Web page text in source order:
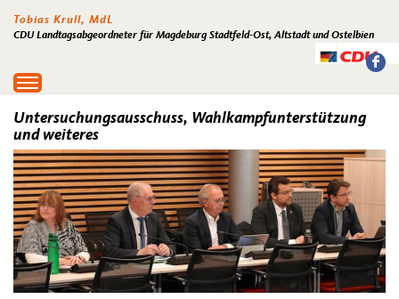
Tobias Krull, MdL
CDU Landtagsabgeordneter für Magdeburg Stadtfeld-Ost, Altstadt und Ostelbien
Toggle
navigation
Untersuchungsausschuss, Wahlkampfunterstützung
und weiteres